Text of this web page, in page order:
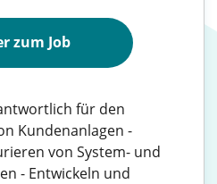
zum Job
für den
Kundenanlagen -
von System- und
- Entwickeln und